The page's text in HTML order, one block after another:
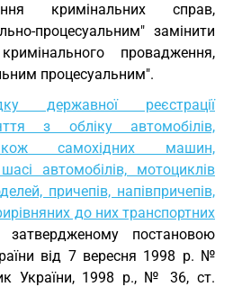
кримінальних справ,
процесуальним" замінити
провадження,
процесуальним".
державної реєстрації
з обліку автомобілів,
самохідних машин,
автомобілів, мотоциклів
причепів, напівпричепів,
до них транспортних
затвердженому постановою
від 7 вересня 1998 р. №
України, 1998 р., № 36, ст.